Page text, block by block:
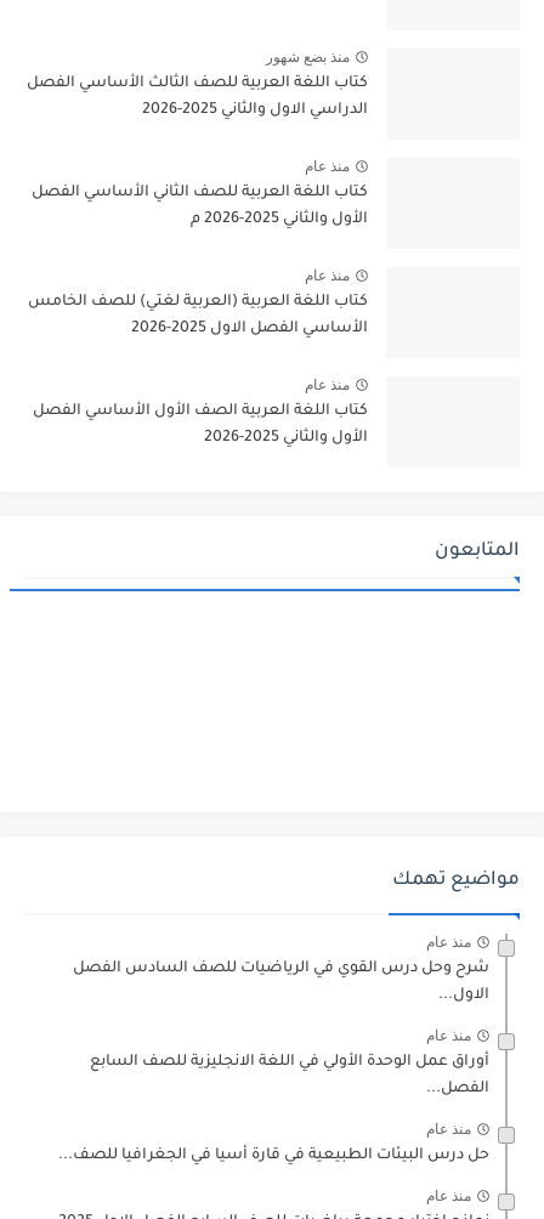
منذ بضع شهور
كتاب اللغة العربية للصف الثالث الأساسي الفصل
الدراسي الاول والثاني 2025-2026
منذ عام
كتاب اللغة العربية للصف الثاني الأساسي الفصل
الأول والثاني 2025-2026 م
منذ عام
كتاب اللغة العربية (العربية لغتي) للصف الخامس
الأساسي الفصل الاول 2025-2026
منذ عام
كتاب اللغة العربية الصف الأول الأساسي الفصل
الأول والثاني 2025-2026
المتابعون
مواضيع تهمك
منذ عام
شرح وحل درس القوي في الرياضيات للصف السادس الفصل
الاول...
منذ عام
أوراق عمل الوحدة الأولي في اللغة الانجليزية للصف السابع
الفصل...
منذ عام
حل درس البيئات الطبيعية في قارة أسيا في الجغرافيا للصف...
منذ عام